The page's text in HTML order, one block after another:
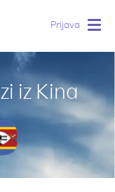
Prijava
iz Kina